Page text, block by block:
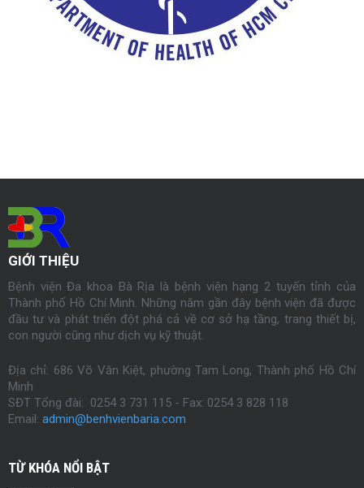
GIỚI THIỆU
Bệnh viện Đa khoa Bà Rịa là bệnh viện hạng 2 tuyến tỉnh của
Thành phố Hồ Chí Minh. Những năm gần đây bệnh viện đã được
đầu tư và phát triển đột phá cả về cơ sở hạ tầng, trang thiết bị,
con người cũng như dịch vụ kỹ thuật.
Địa chỉ: 686 Võ Văn Kiệt, phường Tam Long, Thành phố Hồ Chí
Minh
SĐT Tổng đài: 0254 3 731 115 - Fax: 0254 3 828 118
Email: admin@benhvienbaria.com
TỪ KHÓA NỔI BẬT